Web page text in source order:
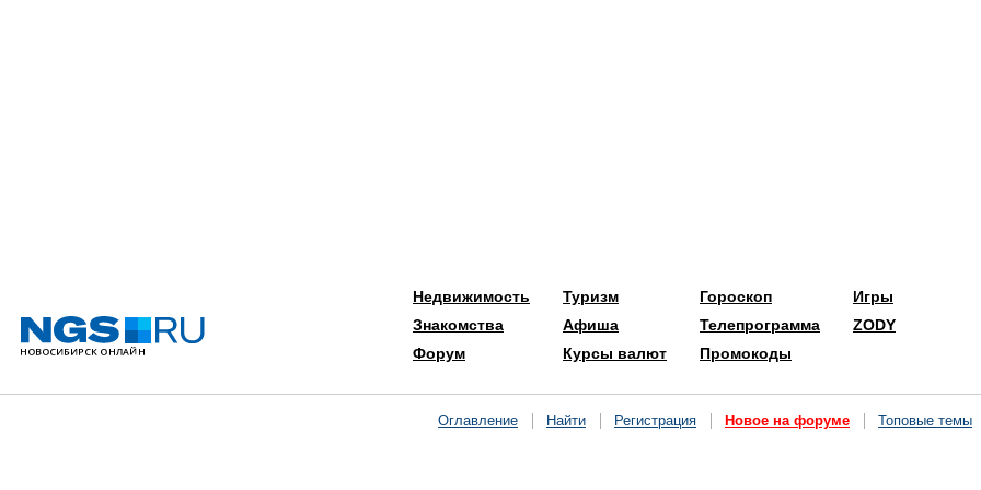
Недвижимость
Знакомства
Форум
Туризм
Афиша
Курсы валют
Гороскоп
Телепрограмма
Промокоды
Игры
ZODY
Оглавление Найти Регистрация Новое на форуме Топовые темы